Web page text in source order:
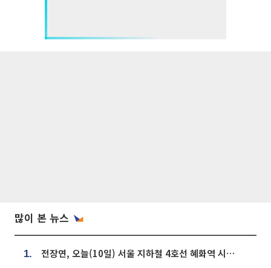
많이 본 뉴스
1. 전장연, 오늘(10일) 서울 지하철 4호선 혜화역 시위…1호선 용산역 무정차